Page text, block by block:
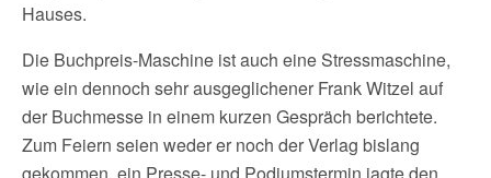
Hauses.
Die Buchpreis-Maschine ist auch eine Stressmaschine,
wie ein dennoch sehr ausgeglichener Frank Witzel auf
der Buchmesse in einem kurzen Gespräch berichtete.
Zum Feiern seien weder er noch der Verlag bislang